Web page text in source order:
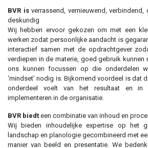
BVR isverrassend, vernieuwend, verbindend,
deskundig
Wij hebben ervoor gekozen om met een
werken zodat persoonlijke aandacht is
interactief samen met de opdrachtgever
verdiepen in de materie, goed gebruik kunnen
ons kunnen focussen op die onderdelen
‘mindset’ nodig is. Bijkomend voordeel is dat
onderdeel voelt van het resultaat en
implementeren in de organisatie.
BVR biedt een combinatie van inhoud en
Wij bieden inhoudelijke expertise op het
landschap en planologie gecombineerd met
manier van beeld en presentatie. We